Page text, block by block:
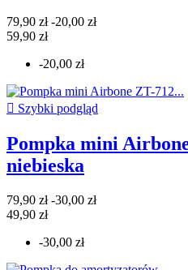
79,90 zł -20,00 zł
59,90 zł
-20,00 zł
 Szybki podgląd
Pompka mini
niebieska
79,90 zł -30,00 zł
49,90 zł
-30,00 zł